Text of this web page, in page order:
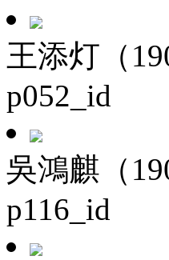
王添灯（
p052_id
吳鴻麒（
p116_id